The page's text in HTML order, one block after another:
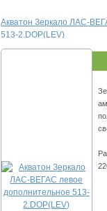
Акватон Зеркало ЛАС-
513-2.DOP(LEV)